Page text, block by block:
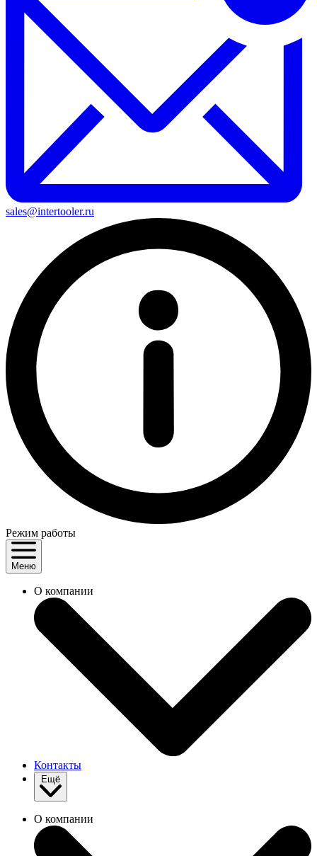
sales@intertooler.ru
Режим работы
Меню
О компании
Контакты
О компании